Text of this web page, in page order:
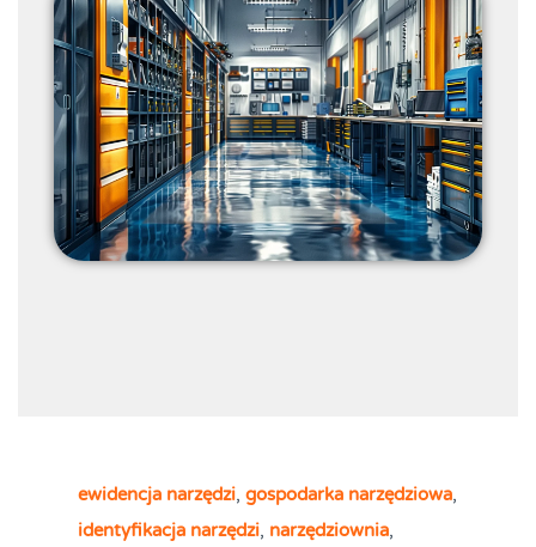
ewidencja narzędzi, gospodarka narzędziowa,
identyfikacja narzędzi, narzędziownia,